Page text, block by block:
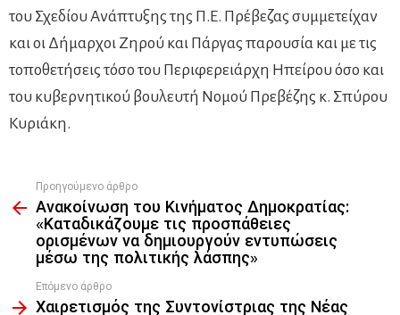
του Σχεδίου Ανάπτυξης της Π.Ε. Πρέβεζας συμμετείχαν
και οι Δήμαρχοι Ζηρού και Πάργας παρουσία και με τις
τοποθετήσεις τόσο του Περιφερειάρχη Ηπείρου όσο και
του κυβερνητικού βουλευτή Νομού Πρεβέζης κ. Σπύρου
Κυριάκη.
more
Προηγούμενο άρθρο
Ανακοίνωση του Κινήματος Δημοκρατίας:
«Καταδικάζουμε τις προσπάθειες
ορισμένων να δημιουργούν εντυπώσεις
μέσω της πολιτικής λάσπης»
Επόμενο άρθρο
Χαιρετισμός της Συντονίστριας της Νέας